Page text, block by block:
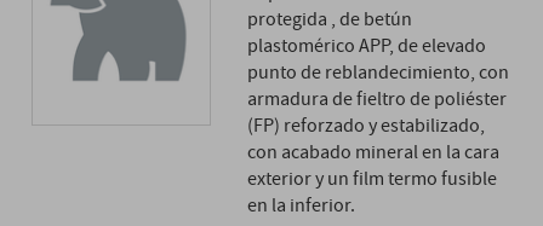
protegida , de betún
plastomérico APP, de elevado
punto de reblandecimiento, con
armadura de fieltro de poliéster
(FP) reforzado y estabilizado,
con acabado mineral en la cara
exterior y un film termo fusible
en la inferior.